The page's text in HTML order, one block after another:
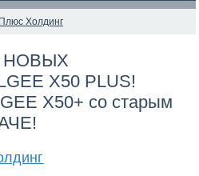
Холдинг
НОВЫХ
X50 PLUS!
X50+ со старым